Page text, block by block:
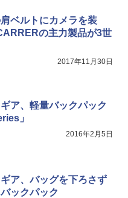
ベルトにカメラを装
の主力製品が3世
2017年11月30日
ア、軽量バックパック
」
2016年2月5日
ア、バッグを下ろさず
ックパック